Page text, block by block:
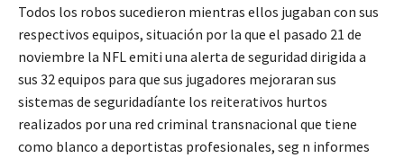
Todos los robos sucedieron mientras ellos jugaban con sus
respectivos equipos, situación por la que el pasado 21 de
noviembre la NFL emiti una alerta de seguridad dirigida a
sus 32 equipos para que sus jugadores mejoraran sus
sistemas de seguridadíante los reiterativos hurtos
realizados por una red criminal transnacional que tiene
como blanco a deportistas profesionales, seg n informes